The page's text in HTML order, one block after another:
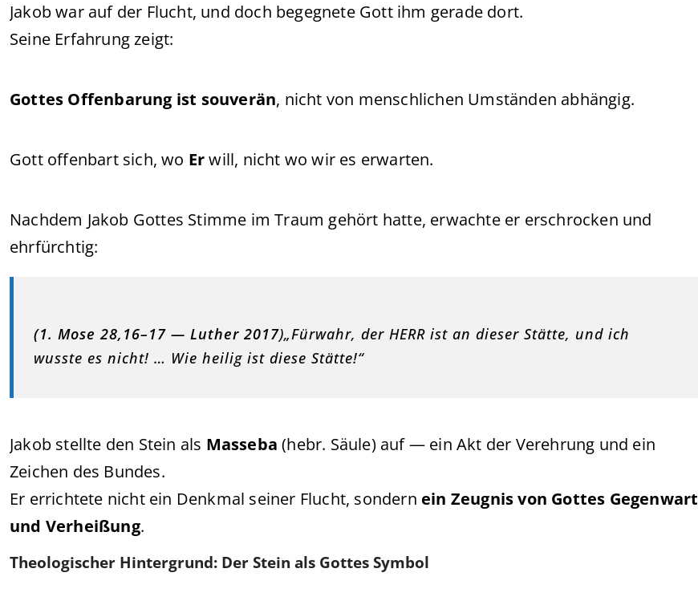
Jakob war auf der Flucht, und doch begegnete Gott ihm gerade dort.
Seine Erfahrung zeigt:
Gottes Offenbarung ist souverän, nicht von menschlichen Umständen abhängig.
Gott offenbart sich, wo Erwill, nicht wo wir es erwarten.
Nachdem Jakob Gottes Stimme im Traum gehört hatte, erwachte er erschrocken und
ehrfürchtig:
(1. Mose 28,16–17 — Luther 2017)„Fürwahr, der HERR ist an dieser Stätte, und ich
wusste es nicht! … Wie heilig ist diese Stätte!“
Jakob stellte den Stein als Masseba (hebr. Säule) auf — ein Akt der Verehrung und ein
Zeichen des Bundes.
Er errichtete nicht ein Denkmal seiner Flucht, sondern ein Zeugnis von Gottes Gegenwart
und Verheißung.
Theologischer Hintergrund: Der Stein als Gottes Symbol